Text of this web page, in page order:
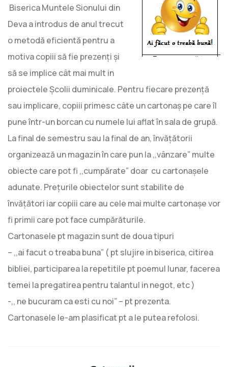
Biserica Muntele Sionului din
Deva a introdus de anul trecut
o metodă eficientă pentru a
motiva copiii să fie prezenţi şi
să se implice cât mai mult in
proiectele Şcolii duminicale. Pentru fiecare prezenţă
sau implicare, copiii primesc câte un cartonaş pe care îl
pune într-un borcan cu numele lui aflat în sala de grupă.
La final de semestru sau la final de an, învăţătorii
organizează un magazin în care pun la ,,vânzare” multe
obiecte care pot fi ,,cumpărate” doar cu cartonaşele
adunate. Preţurile obiectelor sunt stabilite de
învăţători iar copiii care au cele mai multe cartonaşe vor
fi primii care pot face cumpărăturile.
Cartonasele pt magazin sunt de doua tipuri
– ,,ai facut o treaba buna” ( pt slujire in biserica, citirea
bibliei, participarea la repetitile pt poemul lunar, facerea
temei la pregatirea pentru talantul in negot, etc )
-,, ne bucuram ca esti cu noi” – pt prezenta.
Cartonasele le-am plasificat pt a le putea refolosi.